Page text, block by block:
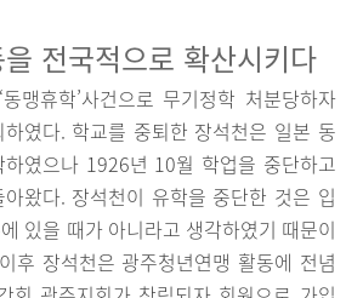
전국적으로 확산시키다
맹휴학’사건으로 무기정학 처분당하자
였다. 학교를 중퇴한 장석천은 일본 동
였으나 1926년 10월 학업을 중단하고
왔다. 장석천이 유학을 중단한 것은 입
있을 때가 아니라고 생각하였기 때문이
후 장석천은 광주청년연맹 활동에 전념